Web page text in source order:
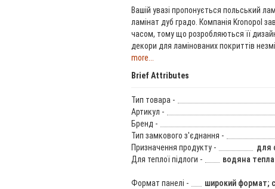
Вашій увазі пропонується польський
ламінат дуб градо. Компанія Kronopol
часом, тому що розробляються її
декори для ламінованих покриттів
more...
Brief Attributes
Тип товара -
Артикул -
Бренд -
Тип замкового з'єднання -
Призначення продукту -
для
Для теплої підлоги -
водяна тепла
Формат панелі -
широкий формат;